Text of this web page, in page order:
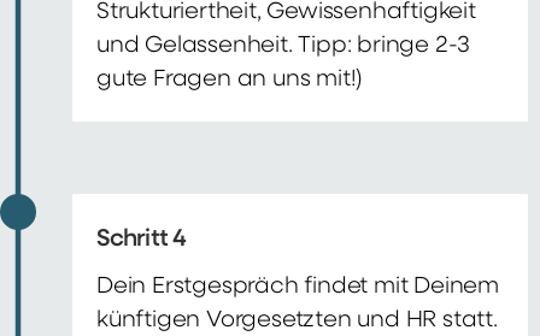
Strukturiertheit, Gewissenhaftigkeit
und Gelassenheit. Tipp: bringe 2-3
gute Fragen an uns mit!)
Schritt 4
Dein Erstgespräch findet mit Deinem
künftigen Vorgesetzten und HR statt.